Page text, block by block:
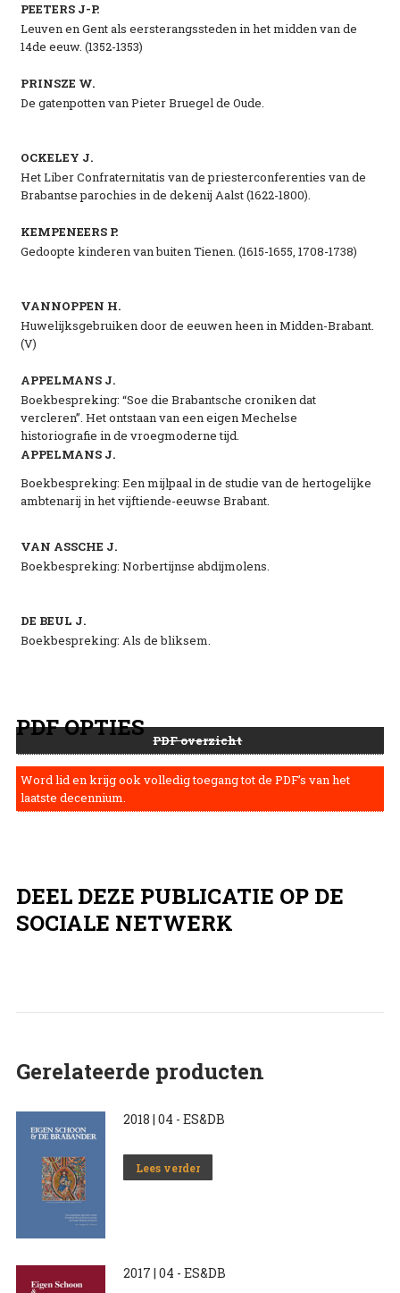
PEETERS J-P.
Leuven en Gent als eersterangssteden in het midden van de
14de eeuw. (1352-1353)
PRINSZE W.
De gatenpotten van Pieter Bruegel de Oude.
OCKELEY J.
Het Liber Confraternitatis van de priesterconferenties van de
Brabantse parochies in de dekenij Aalst (1622-1800).
KEMPENEERS P.
Gedoopte kinderen van buiten Tienen. (1615-1655, 1708-1738)
VANNOPPEN H.
Huwelijksgebruiken door de eeuwen heen in Midden-Brabant.
(V)
APPELMANS J.
Boekbespreking: “Soe die Brabantsche croniken dat
vercleren”. Het ontstaan van een eigen Mechelse
historiografie in de vroegmoderne tijd.
APPELMANS J.
Boekbespreking: Een mijlpaal in de studie van de hertogelijke
ambtenarij in het vijftiende-eeuwse Brabant.
VAN ASSCHE J.
Boekbespreking: Norbertijnse abdijmolens.
DE BEUL J.
Boekbespreking: Als de bliksem.
PDF OPTIES PDF overzicht
Word lid en krijg ook volledig toegang tot de PDF’s van het
laatste decennium.
DEEL DEZE PUBLICATIE OP DE
SOCIALE NETWERK
Gerelateerde producten
2018 | 04 - ES&DB
Lees verder
2017 | 04 - ES&DB